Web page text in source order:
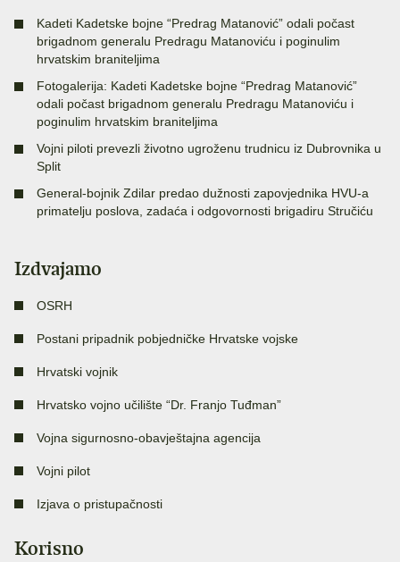
Kadeti Kadetske bojne “Predrag Matanović” odali počast
brigadnom generalu Predragu Matanoviću i poginulim
hrvatskim braniteljima
Fotogalerija: Kadeti Kadetske bojne “Predrag Matanović”
odali počast brigadnom generalu Predragu Matanoviću i
poginulim hrvatskim braniteljima
Vojni piloti prevezli životno ugroženu trudnicu iz Dubrovnika u
Split
General-bojnik Zdilar predao dužnosti zapovjednika HVU-a
primatelju poslova, zadaća i odgovornosti brigadiru Stručiću
Izdvajamo
OSRH
Postani pripadnik pobjedničke Hrvatske vojske
Hrvatski vojnik
Hrvatsko vojno učilište “Dr. Franjo Tuđman”
Vojna sigurnosno-obavještajna agencija
Vojni pilot
Izjava o pristupačnosti
Korisno